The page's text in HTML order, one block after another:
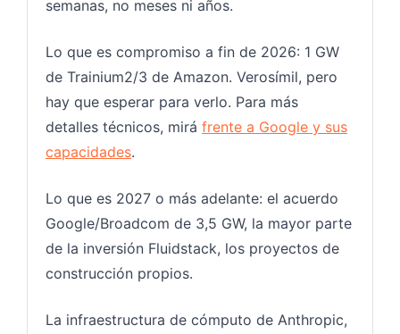
semanas, no meses ni años.
Lo que es compromiso a fin de 2026: 1 GW
de Trainium2/3 de Amazon. Verosímil, pero
hay que esperar para verlo. Para más
detalles técnicos, mirá frente a Google y sus
capacidades.
Lo que es 2027 o más adelante: el acuerdo
Google/Broadcom de 3,5 GW, la mayor parte
de la inversión Fluidstack, los proyectos de
construcción propios.
La infraestructura de cómputo de Anthropic,